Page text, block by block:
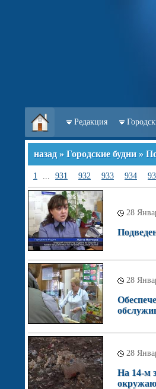
Редакция
назад » Городские будни »
1 ... 931 932 933 934
28
28
28
На 14-м